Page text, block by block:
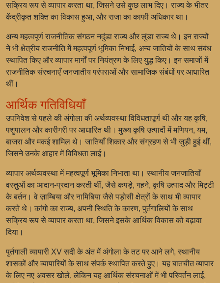
सक्रिय रूप से व्यापार करता था, जिसने उसे कुछ लाभ दिए। राज्य के भीतर
केंद्रीकृत शक्ति का विकास हुआ, और राजा का काफी अधिकार था।
अन्य महत्वपूर्ण राजनीतिक संगठन नदुंडा राज्य और लुंडा राज्य थे। इन राज्यों
ने भी क्षेत्रीय राजनीति में महत्वपूर्ण भूमिका निभाई, अन्य जातियों के साथ संबंध
स्थापित किए और व्यापार मार्गों पर नियंत्रण के लिए युद्ध किए। इन समाजों में
राजनीतिक संरचनाएँ जनजातीय परंपराओं और सामाजिक संबंधों पर आधारित
थीं।
आर्थिक गतिविधियाँ
उपनिवेश से पहले की अंगोला की अर्थव्यवस्था विविधतापूर्ण थी और यह कृषि,
पशुपालन और कारीगरी पर आधारित थी। मुख्य कृषि उत्पादों में मणियन, यम,
बाजरा और मकई शामिल थे। जातियाँ शिकार और संग्रहण से भी जुड़ी हुई थीं,
जिसने उनके आहार में विविधता लाई।
व्यापार अर्थव्यवस्था में महत्वपूर्ण भूमिका निभाता था। स्थानीय जनजातियाँ
वस्तुओं का आदान-प्रदान करती थीं, जैसे कपड़े, गहने, कृषि उत्पाद और मिट्टी
के बर्तन। वे ज़ाम्बिया और नामिबिया जैसे पड़ोसी क्षेत्रों के साथ भी व्यापार
करते थे। कांगो का राज्य, अपनी स्थिति के कारण, पुर्तगालियों के साथ
सक्रिय रूप से व्यापार करता था, जिसने इसके आर्थिक विकास को बढ़ावा
दिया।
पुर्तगाली व्यापारी XV सदी के अंत में अंगोला के तट पर आने लगे, स्थानीय
शासकों और व्यापारियों के साथ संपर्क स्थापित करते हुए। यह बातचीत व्यापार
के लिए नए अवसर खोले, लेकिन यह आर्थिक संरचनाओं में भी परिवर्तन लाई,